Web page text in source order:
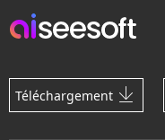
Téléchargement